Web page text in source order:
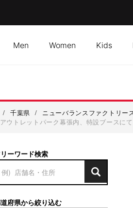
Men Women Kids
/ 千葉県 / ニューバランスファクトリー
アウトレットパーク幕張内、特設ブース
ーワード検索
府県から絞り込む